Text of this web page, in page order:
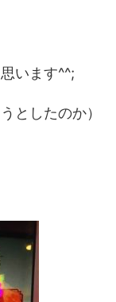
います^^;
としたのか）